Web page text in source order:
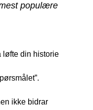
populære
løfte din historie
ikke bidrar